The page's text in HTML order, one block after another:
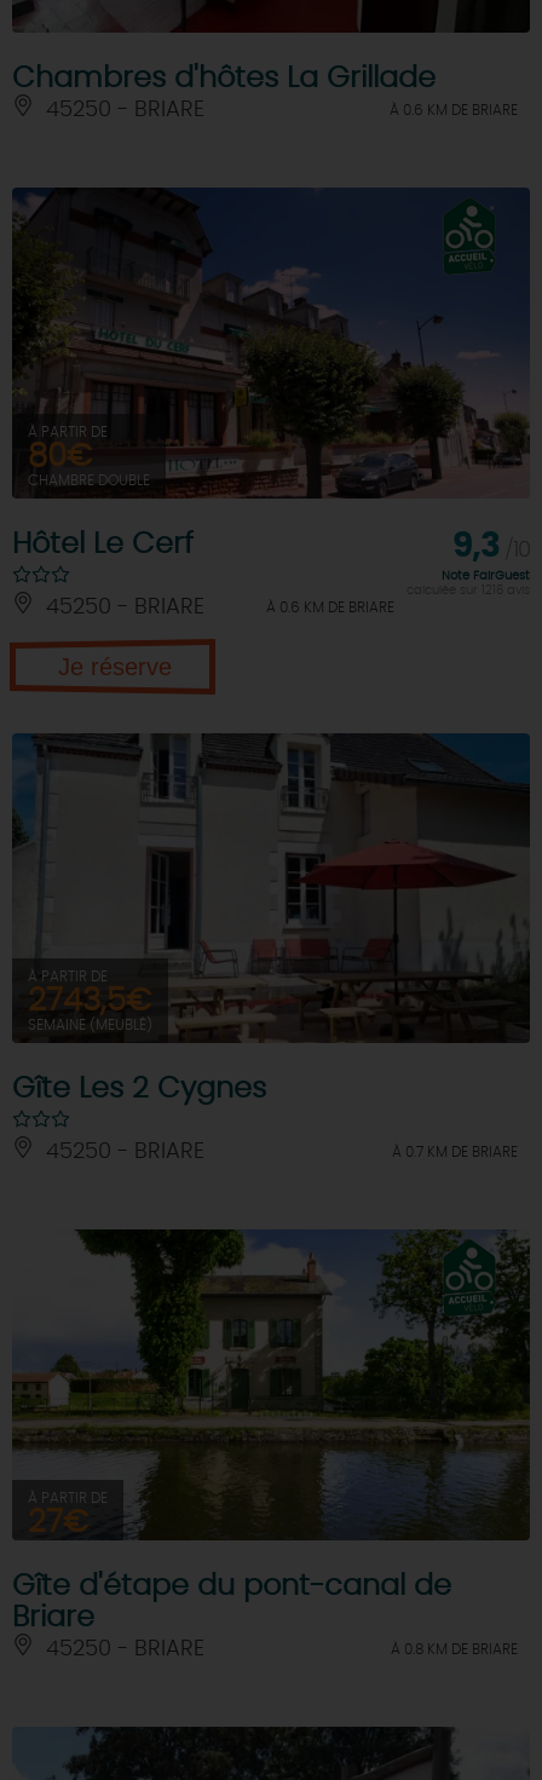
Chambres d'hôtes La Grillade
45250 - BRIARE À 0.6 KM DE BRIARE
À PARTIR DE
80€
CHAMBRE DOUBLE
Hôtel Le Cerf
45250 - BRIARE À 0.6 KM DE BRIARE
9,3
Note FairGuest
Je réserve
À PARTIR DE
2743,5€
SEMAINE (MEUBLÉ)
Gîte Les 2 Cygnes
45250 - BRIARE À 0.7 KM DE BRIARE
À PARTIR DE
27€
Gîte d'étape du pont-canal de
Briare
45250 - BRIARE À 0.8 KM DE BRIARE